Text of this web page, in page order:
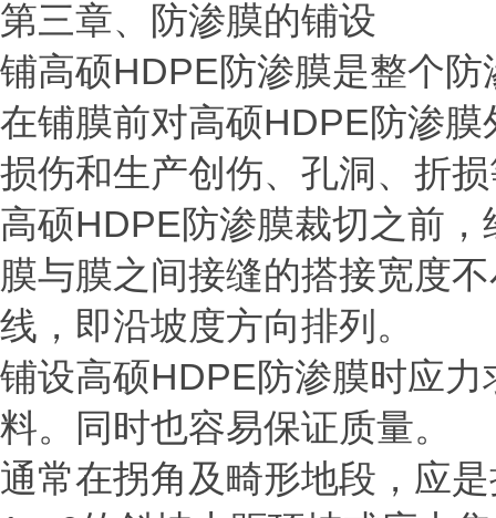
第三章、防渗膜的铺设
铺高硕HDPE防渗膜是整个
在铺膜前对高硕HDPE防渗膜
损伤和生产创伤、孔洞、折
高硕HDPE防渗膜裁切之前
膜与膜之间接缝的搭接宽度
线，即沿坡度方向排列。
铺设高硕HDPE防渗膜时应
料。同时也容易保证质量。
通常在拐角及畸形地段，应